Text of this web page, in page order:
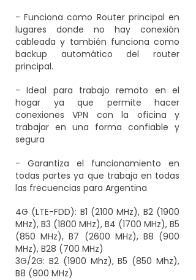
- Funciona como Router principal en
lugares donde no hay conexión
cableada y también funciona como
backup automático del router
principal.
- Ideal para trabajo remoto en el
hogar ya que permite hacer
conexiones VPN con la oficina y
trabajar en una forma confiable y
segura
- Garantiza el funcionamiento en
todas partes ya que trabaja en todas
las frecuencias para Argentina
4G (LTE-FDD): B1 (2100 MHz), B2 (1900
MHz), B3 (1800 MHz), B4 (1700 MHz), B5
(850 MHz), B7 (2600 MHz), B8 (900
MHz), B28 (700 MHz)
3G/2G: B2 (1900 Mhz), B5 (850 Mhz),
B8 (900 MHz)